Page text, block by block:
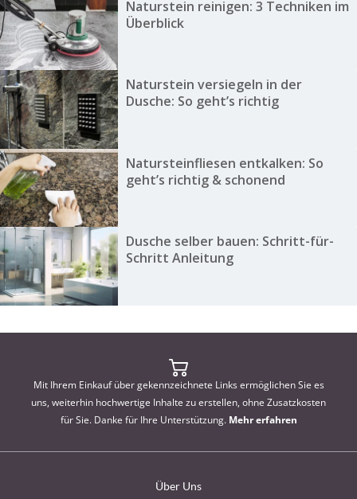
Naturstein reinigen: 3 Techniken im
Überblick
Naturstein versiegeln in der
Dusche: So geht’s richtig
Natursteinfliesen entkalken: So
geht’s richtig & schonend
Dusche selber bauen: Schritt-für-
Schritt Anleitung
Mit Ihrem Einkauf über gekennzeichnete Links ermöglichen Sie es
uns, weiterhin hochwertige Inhalte zu erstellen, ohne Zusatzkosten
für Sie. Danke für Ihre Unterstützung. Mehr erfahren
Über Uns